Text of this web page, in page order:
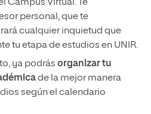
Campus Virtual. Te
personal, que te
cualquier inquietud que
tu etapa de estudios en UNIR.
ya podrás organizar tu
de la mejor manera
según el calendario